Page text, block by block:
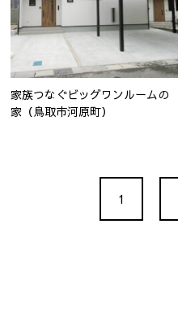
家族つなぐビッグワンルームの
家（鳥取市河原町）
1